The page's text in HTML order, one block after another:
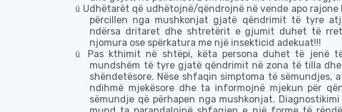
ü Udhëtarët që udhëtojnë/qëndrojnë në vende apo
përcillen nga mushkonjat gjatë qëndrimit të tyre
ndërsa dritaret dhe shtretërit e gjumit duhet të
njomura ose spërkatura me një insekticid adekuat!!!
ü Pas kthimit në shtëpi, këta persona duhet të jenë
mundshëm të tyre gjatë qëndrimit në zona të tilla
shëndetësore. Nëse shfaqin simptoma të sëmundjes,
ndihmë mjekësore dhe ta informojnë mjekun për
sëmundje që përhapen nga mushkonjat. Diag